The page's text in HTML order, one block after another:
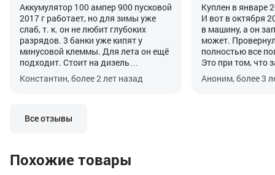
Аккумулятор 100 ампер 900 пусковой
2017 г работает, но для зимы уже
слаб, т. к. он не любит глубоких
разрядов. 3 банки уже кипят у
минусовой клеммы. Для лета он ещё
подходит. Стоит на дизель
автомобиль Мерседес спринтер
2001г. Гарантия была, когда
зарядку домашнюю, чтоб работал на
Константин, более 2 лет назад
Куплен в январе
И вот в октября
в машину, а он
может.
полностью все
Это при том, что
генератора
вольтметром,
Аноним, более 3
Все отзывы
Похожие товары